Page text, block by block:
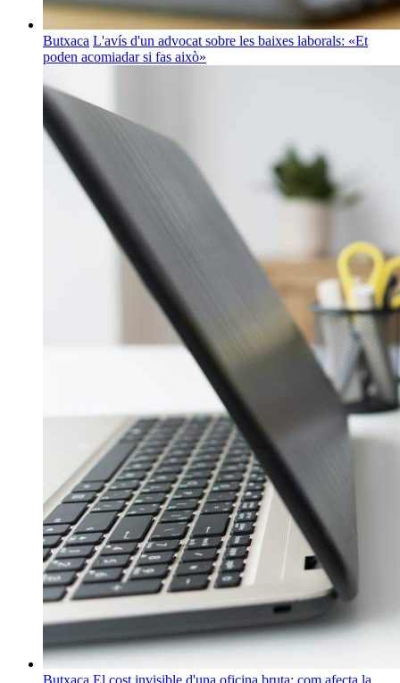
Butxaca L'avís d'un advocat sobre les baixes laborals: «Et
poden acomiadar si fas això»